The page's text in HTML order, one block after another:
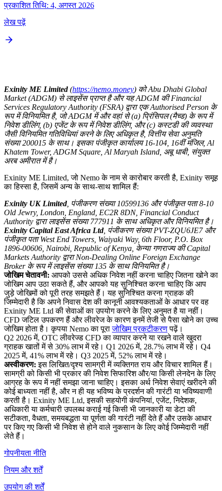
प्रकाशित तिथि: 4, अगस्त 2026
लेख पढ़ें
Exinity ME Limited(https://nemo.money) को Abu Dhabi Global
Market (ADGM) से लाइसेंस प्राप्त है और यह ADGM की Financial
Services Regulatory Authority (FSRA) द्वारा एक Authorised Person के
रूप में विनियमित है, जो ADGM में और वहां से (a) प्रिंसिपल (मैच्ड) के रूप में
निवेश डीलिंग, (b) एजेंट के रूप में निवेश डीलिंग, और (c) कस्टडी की व्यवस्था
जैसी विनियमित गतिविधियां करने के लिए अधिकृत है, वित्तीय सेवा अनुमति
संख्या 200015 के साथ। इसका पंजीकृत कार्यालय 16-104, 16वीं मंजिल, Al
Khatem Tower, ADGM Square, Al Maryah Island, अबू धाबी, संयुक्त
अरब अमीरात में है।
Exinity ME Limited, जो Nemo के नाम से कारोबार करती है, Exinity समूह
का हिस्सा है, जिसमें अन्य के साथ-साथ शामिल हैं:
Exinity UK Limited, पंजीकरण संख्या 10599136 और पंजीकृत पता 8-10
Old Jewry, London, England, EC2R 8DN, Financial Conduct
Authority द्वारा लाइसेंस संख्या 777911 के साथ अधिकृत और विनियमित है।
Exinity Capital East Africa Ltd, पंजीकरण संख्या PVT-ZQU6JE7 और
पंजीकृत पता West End Towers, Waiyaki Way, 6th Floor, P.O. Box
1896-00606, Nairobi, Republic of Kenya, केन्या गणराज्य की Capital
Markets Authority द्वारा Non-Dealing Online Foreign Exchange
Broker के रूप में लाइसेंस संख्या 135 के साथ विनियमित है।
जोखिम चेतावनी: आपको उससे अधिक निवेश नहीं करना चाहिए जितना खोने का
जोखिम आप उठा सकते हैं, और आपको यह सुनिश्चित करना चाहिए कि आप
जुड़े जोखिमों को पूरी तरह समझते हैं। यह सुनिश्चित करना ग्राहक की
जिम्मेदारी है कि अपने निवास देश की कानूनी आवश्यकताओं के आधार पर वह
Exinity ME Ltd की सेवाओं का उपयोग करने के लिए अनुमत है या नहीं।
CFD जटिल उपकरण हैं और लीवरेज के कारण इनमें तेजी से पैसा खोने का उच्च
जोखिम होता है। कृपया Nemo का पूराजोखिम प्रकटीकरणपढ़ें।
Q2 2026 में, OTC लीवरेज्ड CFD का व्यापार करने या रखने वाले खुदरा
ग्राहक खातों में से 30% लाभ में रहे। Q1 2026 में, 28.7% लाभ में रहे। Q4
2025 में, 41% लाभ में रहे। Q3 2025 में, 52% लाभ में रहे।
अस्वीकरण: इस लिखित/दृश्य सामग्री में व्यक्तिगत राय और विचार शामिल हैं।
सामग्री को किसी भी प्रकार की निवेश सिफारिश और/या किसी लेनदेन के लिए
आग्रह के रूप में नहीं समझा जाना चाहिए। इसका अर्थ निवेश सेवाएं खरीदने की
कोई बाध्यता नहीं है, और न ही यह भविष्य के प्रदर्शन की गारंटी या भविष्यवाणी
करती है। Exinity ME Ltd, इसकी सहयोगी कंपनियां, एजेंट, निदेशक,
अधिकारी या कर्मचारी उपलब्ध कराई गई किसी भी जानकारी या डेटा की
सटीकता, वैधता, समयबद्धता या पूर्णता की गारंटी नहीं देते हैं और उसके आधार
पर किए गए किसी भी निवेश से होने वाले नुकसान के लिए कोई जिम्मेदारी नहीं
लेते हैं।
गोपनीयता नीति
नियम और शर्तें
उपयोग की शर्तें